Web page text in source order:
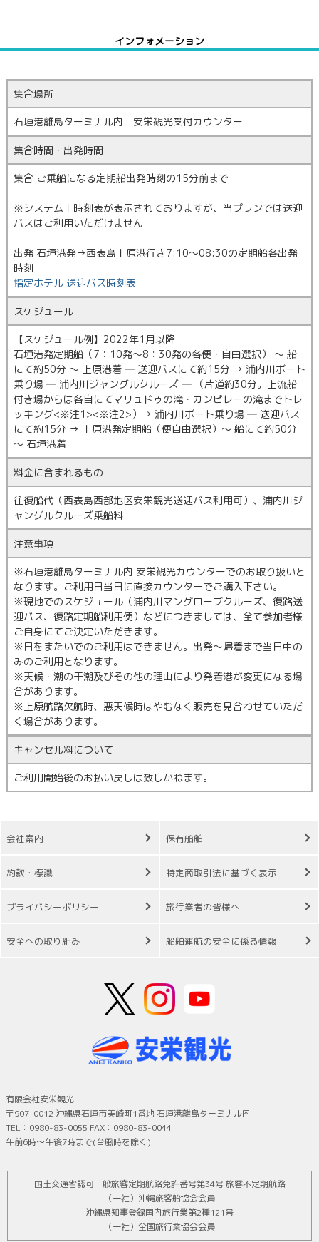
インフォメーション
集合場所
石垣港離島ターミナル内 安栄観光受付カウンター
集合時間・出発時間
集合 ご乗船になる定期船出発時刻の15分前まで
※システム上時刻表が表示されておりますが、当プランでは送迎
バスはご利用いただけません
出発 石垣港発→西表島上原港行き7:10～08:30の定期船各出発
時刻
指定ホテル 送迎バス時刻表
スケジュール
【スケジュール例】2022年1月以降
石垣港発定期船（7：10発～8：30発の各便・自由選択） ～ 船
にて約50分 ～ 上原港着 ― 送迎バスにて約15分 → 浦内川ボート
乗り場 ― 浦内川ジャングルクルーズ ― （片道約30分。上流船
付き場からは各自にてマリュドゥの滝・カンピレーの滝までトレ
ッキング<※注1><※注2>）→ 浦内川ボート乗り場 ― 送迎バス
にて約15分 → 上原港発定期船（便自由選択）～ 船にて約50分
～ 石垣港着
料金に含まれるもの
往復船代（西表島西部地区安栄観光送迎バス利用可）、浦内川ジ
ャングルクルーズ乗船料
注意事項
※石垣港離島ターミナル内 安栄観光カウンターでのお取り扱いと
なります。ご利用日当日に直接カウンターでご購入下さい。
※現地でのスケジュール（浦内川マングローブクルーズ、復路送
迎バス、復路定期船利用便）などにつきましては、全て参加者様
ご自身にてご決定いただきます。
※日をまたいでのご利用はできません。出発～帰着まで当日中の
みのご利用となります。
※天候・潮の干潮及びその他の理由により発着港が変更になる場
合があります。
※上原航路欠航時、悪天候時はやむなく販売を見合わせていただ
く場合があります。
キャンセル料について
ご利用開始後のお払い戻しは致しかねます。
会社案内 保有船舶
約款・標識 特定商取引法に基づく表示
プライバシーポリシー 旅行業者の皆様へ
安全への取り組み 船舶運航の安全に係る情報
有限会社安栄観光
〒907-0012 沖縄県石垣市美崎町1番地 石垣港離島ターミナル内
TEL：0980-83-0055 FAX：0980-83-0044
午前6時～午後7時まで(台風時を除く)
国土交通省認可一般旅客定期航路免許番号第34号 旅客不定期航路
（一社）沖縄旅客船協会会員
沖縄県知事登録国内旅行業第2種121号
（一社）全国旅行業協会会員